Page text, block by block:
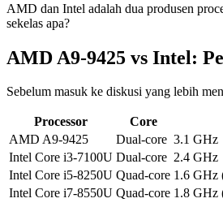
AMD dan Intel adalah dua produsen
sekelas apa?
AMD A9-9425 vs Intel:
Sebelum masuk ke diskusi yang lebih
Processor Core
AMD A9-9425
Dual-core 3.1 GHz
Intel Core i3-7100U Dual-core 2.4 GHz
Intel Core i5-8250U Quad-core 1.6 GHz
Intel Core i7-8550U Quad-core 1.8 GHz